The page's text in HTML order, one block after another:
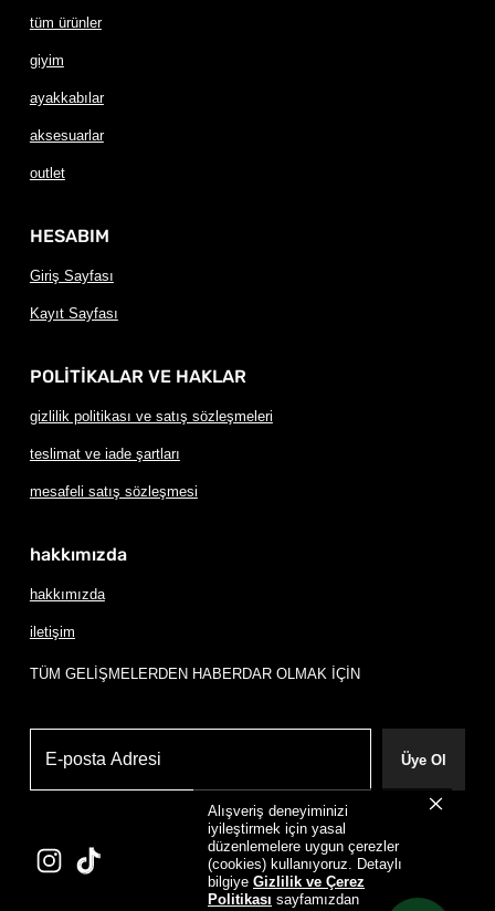
Alışveriş deneyiminizi
iyileştirmek için yasal
düzenlemelere uygun çerezler
(cookies) kullanıyoruz. Detaylı
bilgiye Gizlilik ve Çerez
Politikası sayfamızdan
tüm ürünler
giyim
ayakkabılar
aksesuarlar
outlet
HESABIM
Giriş Sayfası
Kayıt Sayfası
POLİTİKALAR VE HAKLAR
gizlilik politikası ve satış sözleşmeleri
teslimat ve iade şartları
mesafeli satış sözleşmesi
hakkımızda
hakkımızda
iletişim
TÜM GELİŞMELERDEN HABERDAR OLMAK İÇİN
Üye Ol